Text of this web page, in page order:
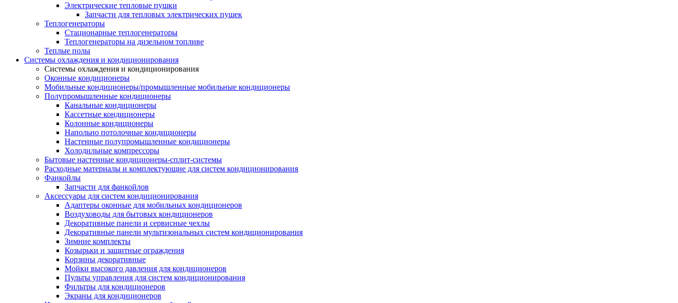
Электрические тепловые пушки
Запчасти для тепловых электрических пушек
Теплогенераторы
Cтационарные теплогенераторы
Теплогенераторы на дизельном топливе
Теплые полы
Системы охлаждения и кондиционирования
Системы охлаждения и кондиционирования
Оконные кондиционеры
Мобильные кондиционеры/промышленные мобильные кондиционеры
Полупромышленные кондиционеры
Канальные кондиционеры
Кассетные кондиционеры
Колонные кондиционеры
Напольно потолочные кондиционеры
Настенные полупромышленные кондиционеры
Холодильные компрессоры
Бытовые настенные кондиционеры-сплит-системы
Расходные материалы и комплектующие для систем кондиционирования
Фанкойлы
Запчасти для фанкойлов
Аксессуары для систем кондиционирования
Адаптеры оконные для мобильных кондиционеров
Воздуховоды для бытовых кондиционеров
Декоративные панели и сервисные чехлы
Декоративные панели мультизональных систем кондиционирования
Зимние комплекты
Козырьки и защитные ограждения
Корзины декоративные
Мойки высокого давления для кондиционеров
Пульты управления для систем кондиционирования
Фильтры для кондиционеров
Экраны для кондиционеров